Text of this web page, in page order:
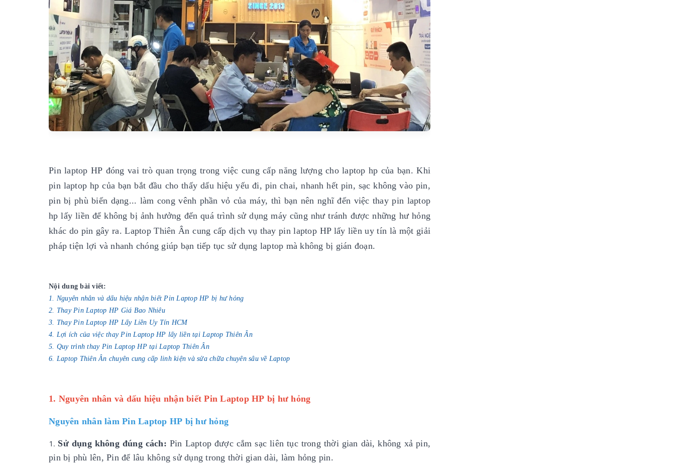
Pin laptop HP đóng vai trò quan trọng trong việc cung cấp năng lượng cho laptop hp của bạn. Khi
pin laptop hp của bạn bắt đầu cho thấy dấu hiệu yếu đi, pin chai, nhanh hết pin, sạc không vào pin,
pin bị phù biến dạng... làm cong vênh phần vỏ của máy, thì bạn nên nghĩ đến việc thay pin laptop
hp lấy liền để không bị ảnh hưởng đến quá trình sử dụng máy cũng như tránh được những hư hỏng
khác do pin gây ra. Laptop Thiên Ân cung cấp dịch vụ thay pin laptop HP lấy liền uy tín là một giải
pháp tiện lợi và nhanh chóng giúp bạn tiếp tục sử dụng laptop mà không bị gián đoạn.
Nội dung bài viết:
1. Nguyên nhân và dấu hiệu nhận biết Pin Laptop HP bị hư hỏng
2. Thay Pin Laptop HP Giá Bao Nhiêu
3. Thay Pin Laptop HP Lấy Liền Uy Tín HCM
4. Lợi ích của việc thay Pin Laptop HP lấy liền tại Laptop Thiên Ân
5. Quy trình thay Pin Laptop HP tại Laptop Thiên Ân
6. Laptop Thiên Ân chuyên cung cấp linh kiện và sửa chữa chuyên sâu về Laptop
1. Nguyên nhân và dấu hiệu nhận biết Pin Laptop HP bị hư hỏng
Nguyên nhân làm Pin Laptop HP bị hư hỏng
Sử dụng không đúng cách: Pin Laptop được cắm sạc liên tục trong thời gian dài, không xả pin,
pin bị phù lên, Pin để lâu không sử dụng trong thời gian dài, làm hỏng pin.